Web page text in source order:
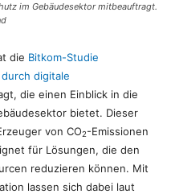
im Gebäudesektor mitbeauftragt.
die Bitkom-Studie
digitale
die einen Einblick in die
bietet. Dieser
von CO2-Emissionen
für Lösungen, die den
reduzieren können. Mit
lassen sich dabei laut